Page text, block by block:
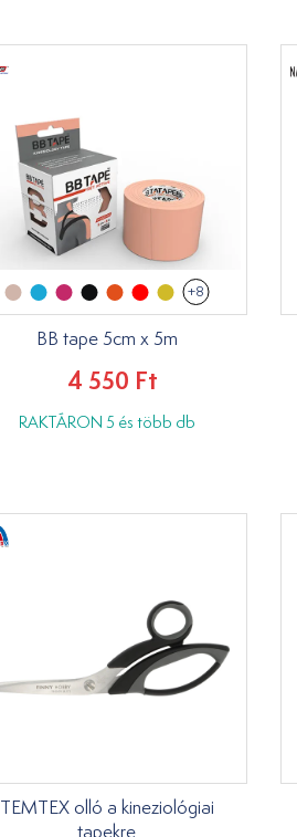
+8
BB tape 5cm x 5m
4 550 Ft
RAKTÁRON 5 és több db
TEMTEX olló a kineziológiai
tapekre